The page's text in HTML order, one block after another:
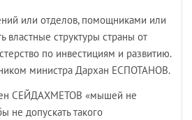
или отделов, помощниками или
властные структуры страны от
по инвестициям и развитию.
министра Дархан ЕСПОТАНОВ.
СЕЙДАХМЕТОВ «мышей не
не допускать такого